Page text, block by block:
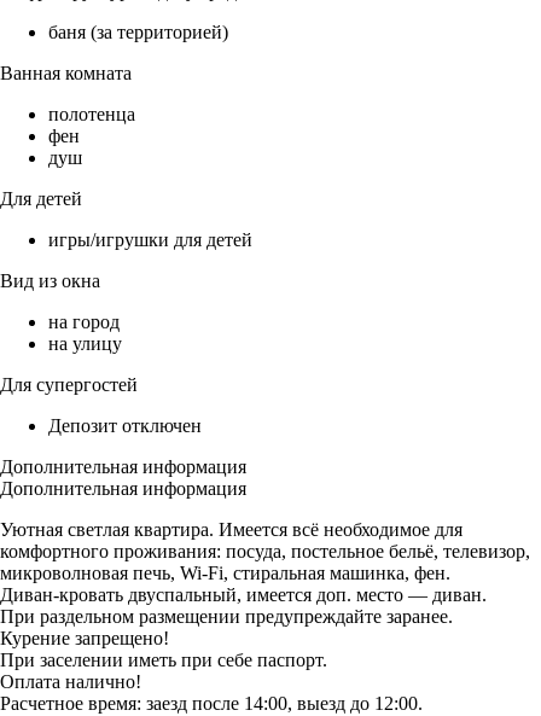
баня (за территорией)
Ванная комната
полотенца
фен
душ
Для детей
игры/игрушки для детей
Вид из окна
на город
на улицу
Для супергостей
Депозит отключен
Дополнительная информация
Дополнительная информация
Уютная светлая квартира. Имеется всё необходимое для
комфортного проживания: посуда, постельное бельё, телевизор,
микроволновая печь, Wi-Fi, стиральная машинка, фен.
Диван-кровать двуспальный, имеется доп. место — диван.
При раздельном размещении предупреждайте заранее.
Курение запрещено!
При заселении иметь при себе паспорт.
Оплата налично!
Расчетное время: заезд после 14:00, выезд до 12:00.